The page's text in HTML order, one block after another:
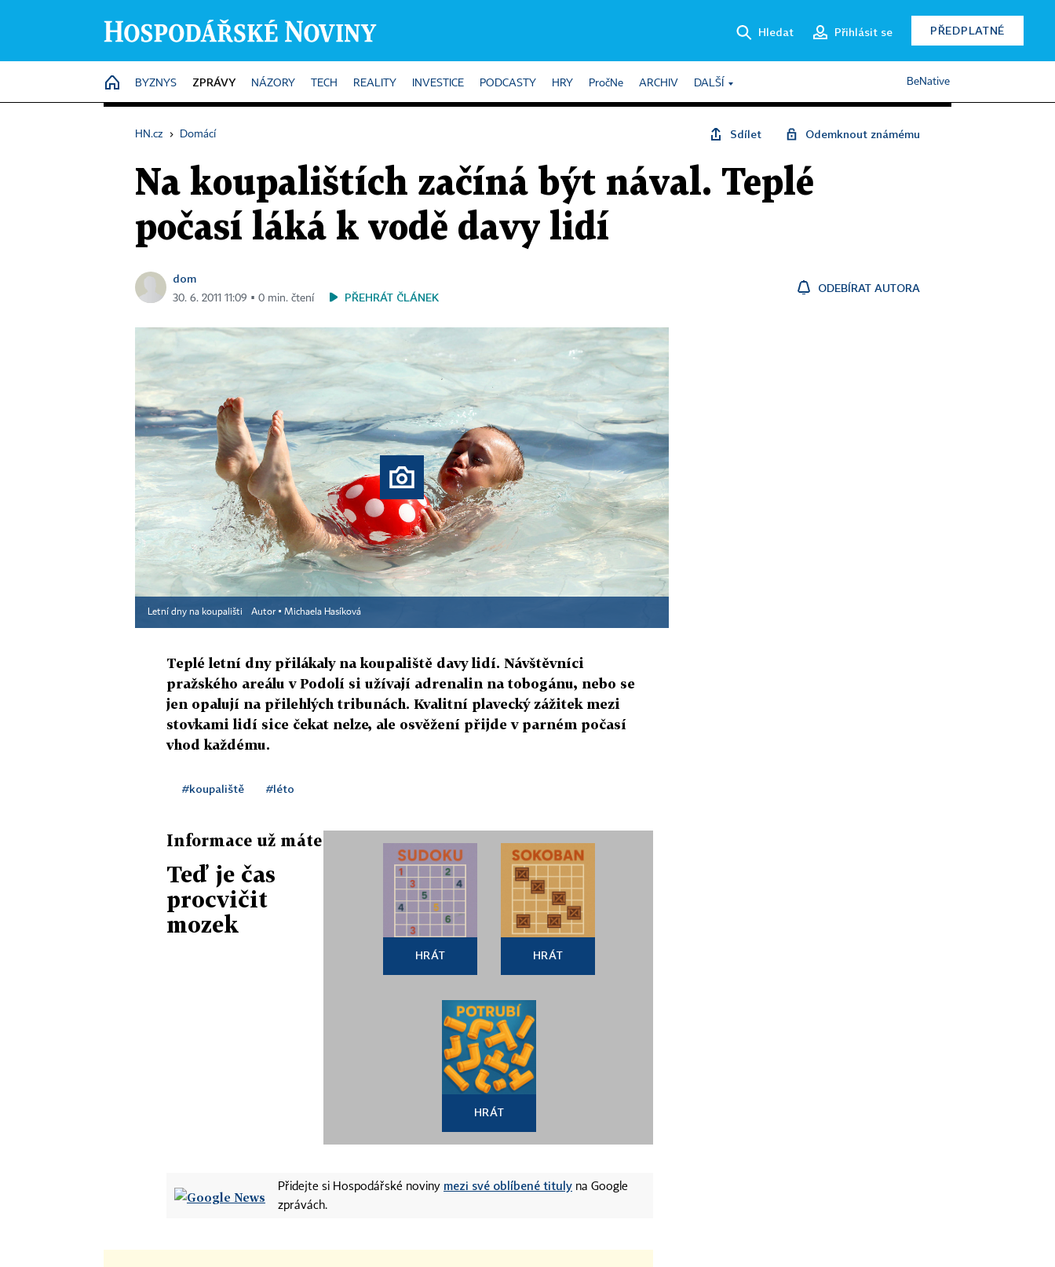
Hledat Přihlásit se PŘEDPLATNÉ
HOME
BYZNYS ZPRÁVY NÁZORY TECH REALITY INVESTICE PODCASTY HRY PročNe ARCHIV DALŠÍ BeNative
HN.cz › Domácí Sdílet Odemknout známému
Na koupalištích začíná být nával. Teplé
počasí láká k vodě davy lidí
dom
30. 6. 2011 11:09 ▪ 0 min. čtení PŘEHRÁT ČLÁNEK
ODEBÍRAT AUTORA
Letní dny na koupališti Autor ▪ Michaela Hasíková
Teplé letní dny přilákaly na koupaliště davy lidí. Návštěvníci
pražského areálu v Podolí si užívají adrenalin na tobogánu, nebo se
jen opalují na přilehlých tribunách. Kvalitní plavecký zážitek mezi
stovkami lidí sice čekat nelze, ale osvěžení přijde v parném počasí
vhod každému.
#koupaliště #léto
Informace už máte
Teď je čas
procvičit
mozek
HRÁT HRÁT
HRÁT
Přidejte si Hospodářské noviny mezi své oblíbené tituly na Google
zprávách.